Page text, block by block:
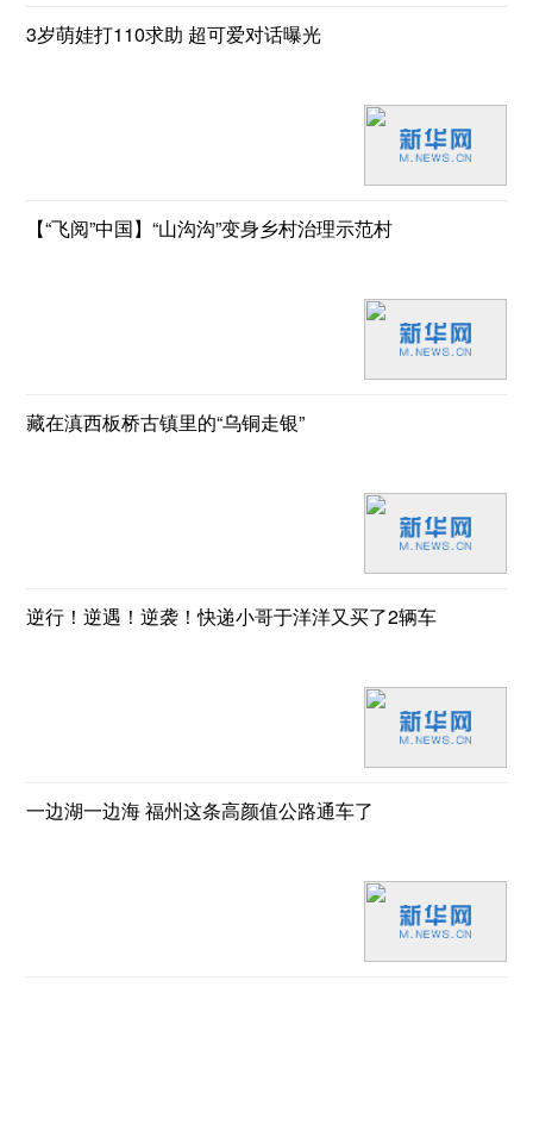
3岁萌娃打110求助 超可爱对话曝光
【“飞阅”中国】“山沟沟”变身乡村治理示范村
藏在滇西板桥古镇里的“乌铜走银”
逆行！逆遇！逆袭！快递小哥于洋洋又买了2辆车
一边湖一边海 福州这条高颜值公路通车了